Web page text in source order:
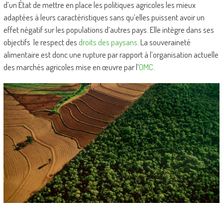
d’un État de mettre en place les politiques agricoles les mieux
adaptées à leurs caractéristiques sans qu’elles puissent avoir un
effet négatif sur les populations d’autres pays. Elle intègre dans ses
objectifs le respect desdroits des paysans . La souveraineté
alimentaire est donc une rupture par rapport à l’organisation actuelle
des marchés agricoles mise en œuvre par l’OMC